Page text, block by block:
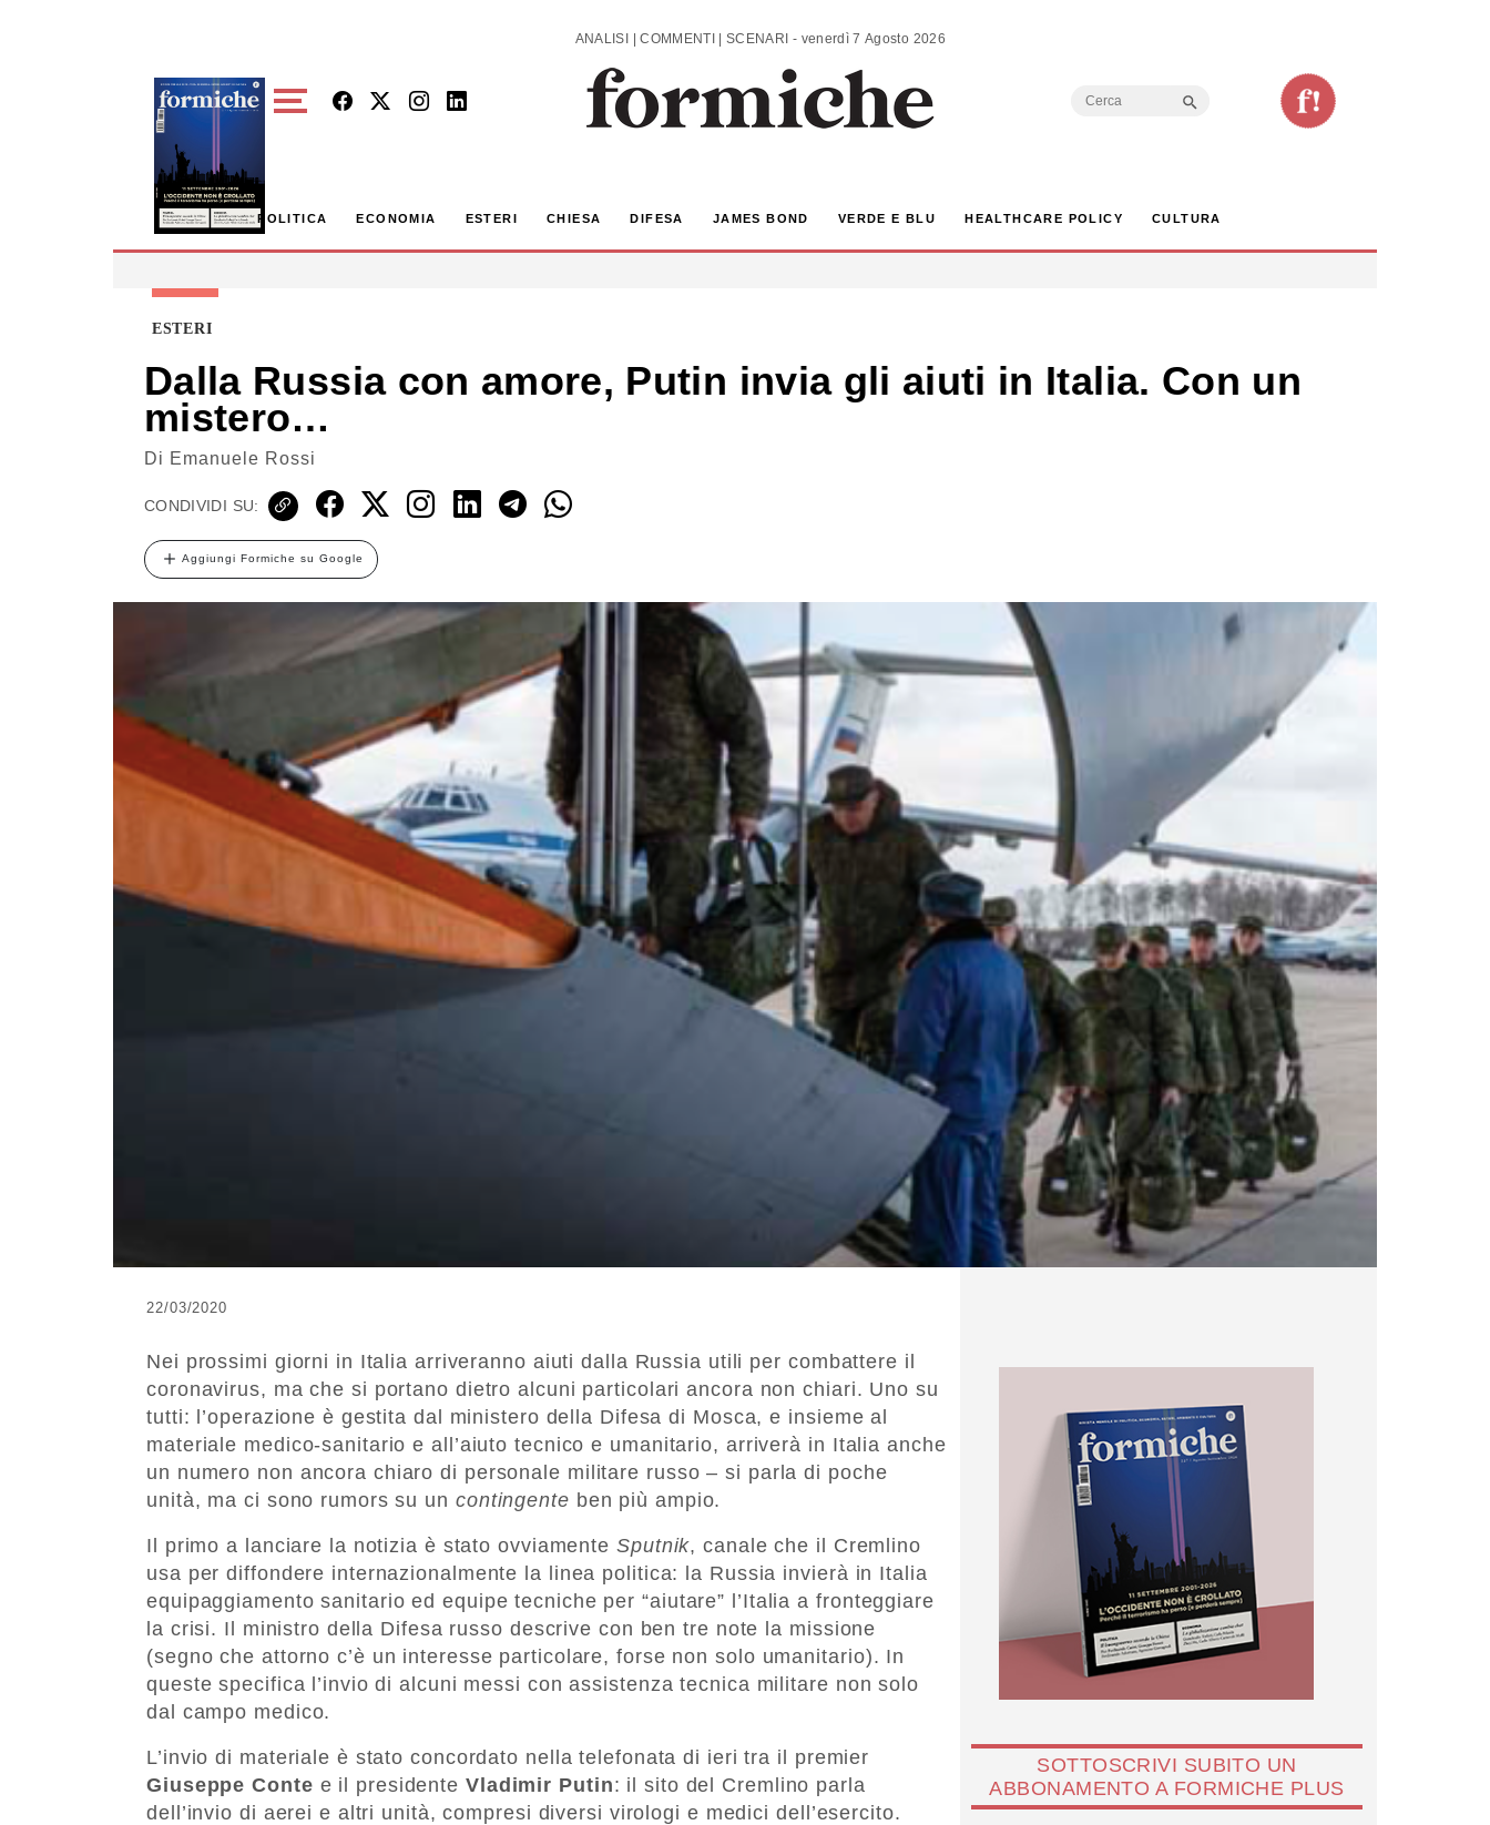
ANALISI | COMMENTI | SCENARI - venerdì 7 Agosto 2026
Search
POLITICA ECONOMIA ESTERI CHIESA DIFESA JAMES BOND VERDE E BLU HEALTHCARE POLICY CULTURA
ESTERI
Dalla Russia con amore, Putin invia gli aiuti in Italia. Con un
mistero…
Di Emanuele Rossi
CONDIVIDI SU:
Aggiungi Formiche su Google
22/03/2020
Nei prossimi giorni in Italia arriveranno aiuti dalla Russia utili per combattere il
coronavirus, ma che si portano dietro alcuni particolari ancora non chiari. Uno su
tutti: l’operazione è gestita dal ministero della Difesa di Mosca, e insieme al
materiale medico-sanitario e all’aiuto tecnico e umanitario, arriverà in Italia anche
un numero non ancora chiaro di personale militare russo – si parla di poche
unità, ma ci sono rumors su un contingente ben più ampio.
Il primo a lanciare la notizia è stato ovviamente Sputnik, canale che il Cremlino
usa per diffondere internazionalmente la linea politica: la Russia invierà in Italia
equipaggiamento sanitario ed equipe tecniche per “aiutare” l’Italia a fronteggiare
la crisi. Il ministro della Difesa russo descrive con ben tre note la missione
(segno che attorno c’è un interesse particolare, forse non solo umanitario). In
queste specifica l’invio di alcuni messi con assistenza tecnica militare non solo
dal campo medico.
L’invio di materiale è stato concordato nella telefonata di ieri tra il premier
Giuseppe Conte e il presidente Vladimir Putin: il sito del Cremlino parla
dell’invio di aerei e altri unità, compresi diversi virologi e medici dell’esercito.
SOTTOSCRIVI SUBITO UN
ABBONAMENTO A FORMICHE PLUS